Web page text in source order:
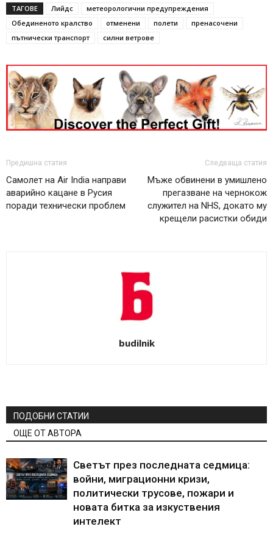
ТАГОВЕ Лийдс
метеорологични предупреждения
Обединеното кралство
отменени полети
пренасочени
пътнически транспорт
силни ветрове
Предишна статия
Самолет на Air India направи
аварийно кацане в Русия
поради технически проблем
Следваща статия
Мъже обвинени в умишлено
прегазване на чернокож
служител на NHS, докато му
крещели расистки обиди
budilnik
ПОДОБНИ СТАТИИ
ОЩЕ ОТ АВТОРА
Светът през последната седмица:
войни, миграционни кризи,
политически трусове, пожари и
новата битка за изкуствения
интелект